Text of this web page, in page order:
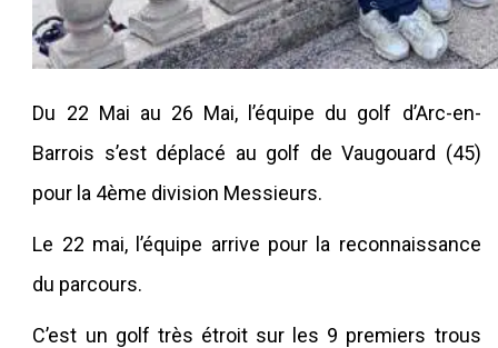
Du 22 Mai au 26 Mai, l’équipe du golf d’Arc-en-
Barrois s’est déplacé au golf de Vaugouard (45)
pour la 4ème division Messieurs.
Le 22 mai, l’équipe arrive pour la reconnaissance
du parcours.
C’est un golf très étroit sur les 9 premiers trous